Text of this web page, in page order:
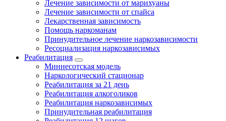
Лечение зависимости от марихуаны
Лечение зависимости от спайса
Лекарственная зависимость
Помощь наркоманам
Принудительное лечение наркозависимости
Ресоциализация наркозависимых
Реабилитация
Миннесотская модель
Наркологический стационар
Реабилитация за 21 день
Реабилитация алкоголиков
Реабилитация наркозависимых
Принудительная реабилитация